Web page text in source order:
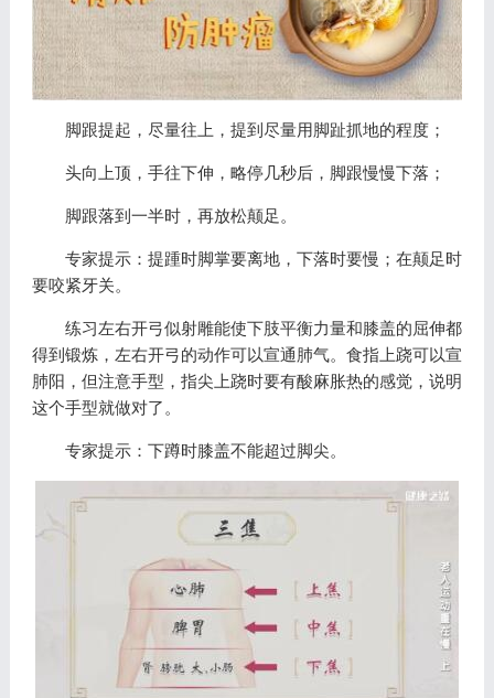
脚跟提起，尽量往上，提到尽量用脚趾抓地的程度；
头向上顶，手往下伸，略停几秒后，脚跟慢慢下落；
脚跟落到一半时，再放松颠足。
专家提示：提踵时脚掌要离地，下落时要慢；在颠足时
要咬紧牙关。
练习左右开弓似射雕能使下肢平衡力量和膝盖的屈伸都
得到锻炼，左右开弓的动作可以宣通肺气。食指上跷可以宣
肺阳，但注意手型，指尖上跷时要有酸麻胀热的感觉，说明
这个手型就做对了。
专家提示：下蹲时膝盖不能超过脚尖。